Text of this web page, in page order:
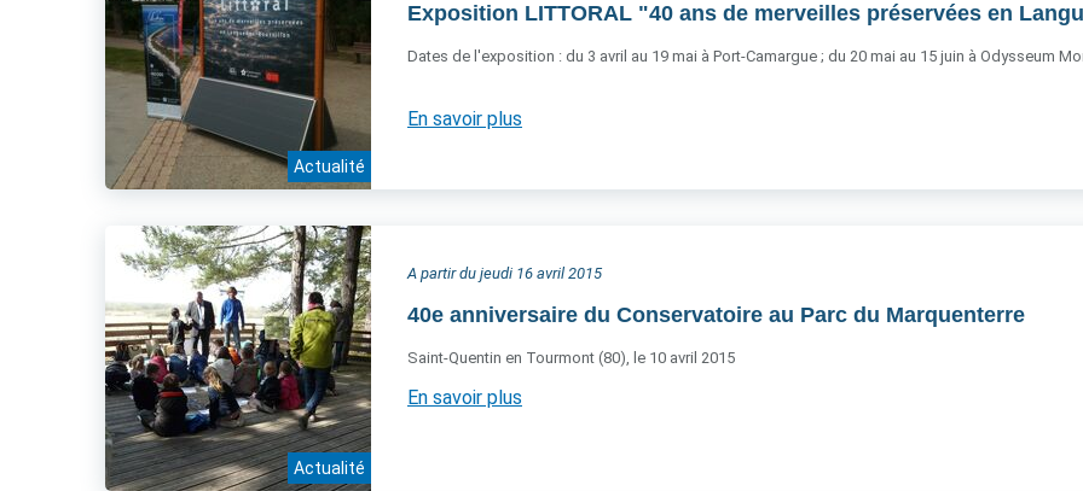
Actualité
Exposition LITTORAL "40 ans de merveilles préservées en
Dates de l'exposition : du 3 avril au 19 mai à Port-Camargue ; du 20 mai au 15 juin à Odysseum
En savoir plus
Actualité
A partir du jeudi 16 avril 2015
40e anniversaire du Conservatoire au Parc du Marquenterre
Saint-Quentin en Tourmont (80), le 10 avril 2015
En savoir plus